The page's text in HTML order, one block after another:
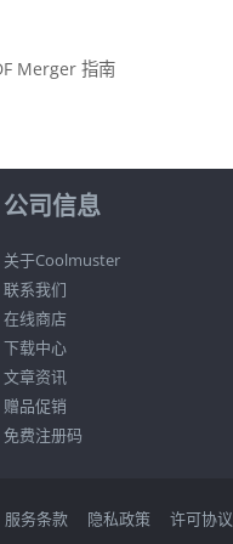
Merger 指南
公司信息
关于Coolmuster
联系我们
在线商店
下载中心
文章资讯
赠品促销
免费注册码
服务条款 隐私政策 许可协议